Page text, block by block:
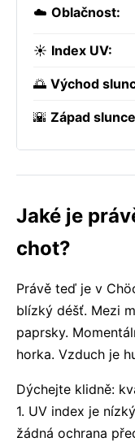
☁️ Oblačnost:
☀️ Index UV:
🌅 Východ
🌇 Západ
Jaké je
chot?
Právě teď je v
blízký déšť. Mezi
paprsky.
horka. Vzduch je
Dýchejte klidně:
1. UV index je
žádná ochrana